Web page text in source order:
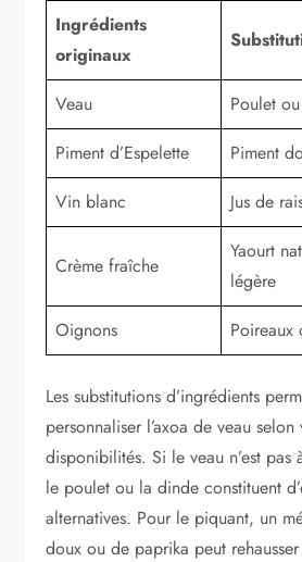
Ingrédients
originaux
Veau
Poulet
Piment d’Espelette
Piment
Vin blanc
Jus de
Crème fraîche
Yaourt
légère
Oignons
Poireaux
Les substitutions d’ingrédients
personnaliser l’axoa de veau
disponibilités. Si le veau n’est pas
le poulet ou la dinde constituent
alternatives. Pour le piquant, un
doux ou de paprika peut